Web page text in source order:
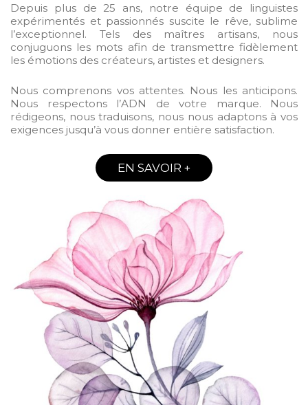
Depuis plus de 25 ans, notre équipe de linguistes
expérimentés et passionnés suscite le rêve, sublime
l’exceptionnel. Tels des maîtres artisans, nous
conjuguons les mots afin de transmettre fidèlement
les émotions des créateurs, artistes et designers.
Nous comprenons vos attentes. Nous les anticipons.
Nous respectons l’ADN de votre marque. Nous
rédigeons, nous traduisons, nous nous adaptons à vos
exigences jusqu’à vous donner entière satisfaction.
EN SAVOIR +